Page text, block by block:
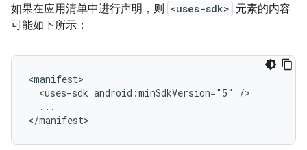
如果在应用清单中进行声明，则
<uses-sdk> 元素的内容
可能如下所示：
<uses-sdk android:minSdkVersion="5"
...
</manifest>